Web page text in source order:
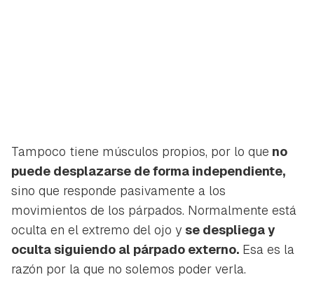
Tampoco tiene músculos propios, por lo que no
puede desplazarse de forma independiente,
sino que responde pasivamente a los
movimientos de los párpados. Normalmente está
oculta en el extremo del ojo y se despliega y
oculta siguiendo al párpado externo. Esa es la
razón por la que no solemos poder verla.